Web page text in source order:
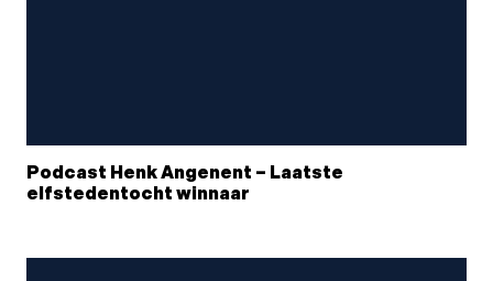
Podcast Henk Angenent – Laatste
elfstedentocht winnaar